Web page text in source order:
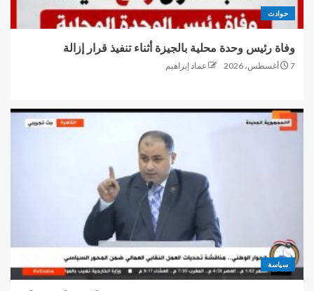
حوادث
وفاة رئيس وحدة محلية بالجيزة أثناء تنفيذ قرار إزالة
7 أغسطس، 2026 عماد إبراهيم
سياسة